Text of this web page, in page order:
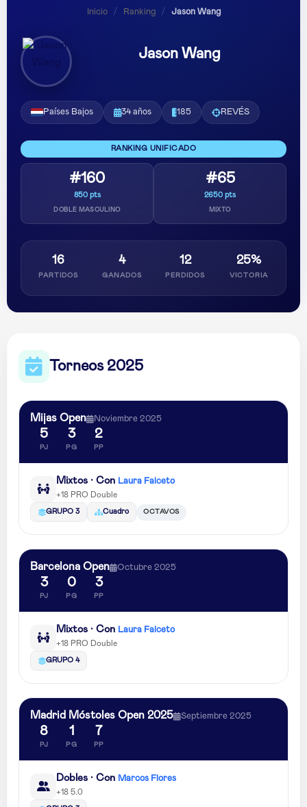
Inicio / Ranking / Jason Wang
Jason Wang
Países Bajos 34 años 185 REVÉS
RANKING UNIFICADO
#160
850 pts
DOBLE MASCULINO
#65
2650 pts
MIXTO
16
PARTIDOS
4
GANADOS
12
PERDIDOS
25%
VICTORIA
Torneos 2025
Mijas Open Noviembre 2025
5
PJ
3
PG
2
PP
Mixtos · Con Laura Falceto
+18 PRO Double
GRUPO 3 Cuadro OCTAVOS
Barcelona Open Octubre 2025
3
PJ
0
PG
3
PP
Mixtos · Con Laura Falceto
+18 PRO Double
GRUPO 4
Madrid Móstoles Open 2025 Septiembre 2025
8
PJ
1
PG
7
PP
Dobles · Con Marcos Flores
+18 5.0